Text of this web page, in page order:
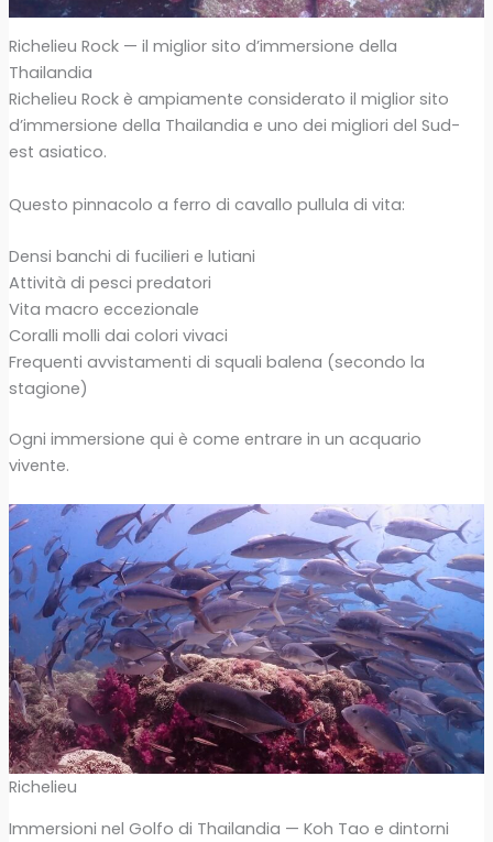
Richelieu Rock — il miglior sito d’immersione della
Thailandia
Richelieu Rock è ampiamente considerato il miglior sito
d’immersione della Thailandia e uno dei migliori del Sud-
est asiatico.
Questo pinnacolo a ferro di cavallo pullula di vita:
Densi banchi di fucilieri e lutiani
Attività di pesci predatori
Vita macro eccezionale
Coralli molli dai colori vivaci
Frequenti avvistamenti di squali balena (secondo la
stagione)
Ogni immersione qui è come entrare in un acquario
vivente.
Richelieu
Immersioni nel Golfo di Thailandia — Koh Tao e dintorni